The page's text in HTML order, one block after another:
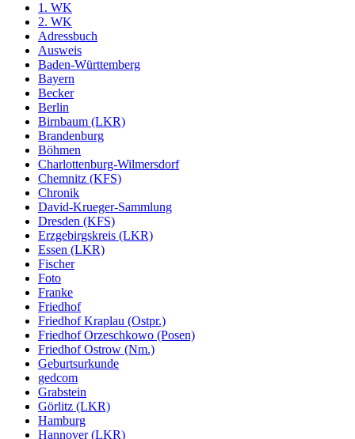
1. WK
2. WK
Adressbuch
Ausweis
Baden-Württemberg
Bayern
Becker
Berlin
Birnbaum (LKR)
Brandenburg
Böhmen
Charlottenburg-Wilmersdorf
Chemnitz (KFS)
Chronik
David-Krueger-Sammlung
Dresden (KFS)
Erzgebirgskreis (LKR)
Essen (LKR)
Fischer
Foto
Franke
Friedhof
Friedhof Kraplau (Ostpr.)
Friedhof Orzeschkowo (Posen)
Friedhof Ostrow (Nm.)
Geburtsurkunde
gedcom
Grabstein
Görlitz (LKR)
Hamburg
Hannover (LKR)